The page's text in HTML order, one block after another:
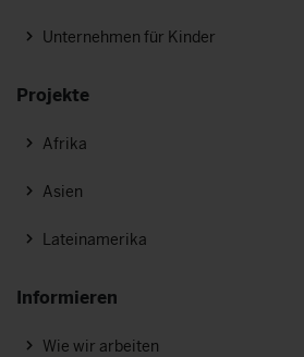
Unternehmen für Kinder
Projekte
Afrika
Asien
Lateinamerika
Informieren
Wie wir arbeiten